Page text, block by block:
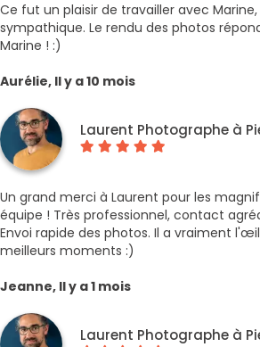
Ce fut un plaisir de travailler avec
sympathique. Le rendu des photos
Marine ! :)
Aurélie, Il y a 10 mois
Laurent Photographe à
Un grand merci à Laurent pour les
équipe ! Très professionnel, contact
Envoi rapide des photos. Il a vraiment
meilleurs moments :)
Jeanne, Il y a 1 mois
Laurent Photographe à